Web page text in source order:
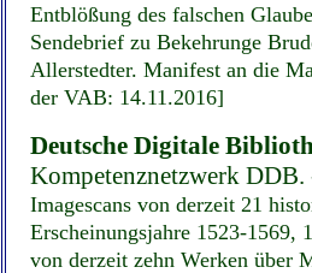
Entblößung des falschen
Sendebrief zu Bekehrunge
Allerstedter. Manifest an die
der VAB: 14.11.2016]
Deutsche Digitale
Kompetenznetzwerk
Imagescans von derzeit 21
Erscheinungsjahre 1523-1569,
von derzeit zehn Werken über